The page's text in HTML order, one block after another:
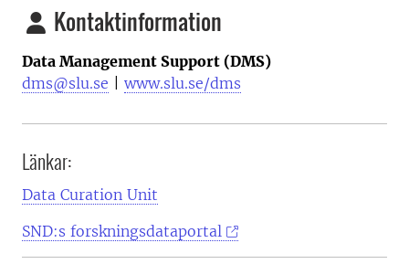
Kontaktinformation
Data Management Support (DMS)
dms@slu.se
www.slu.se/dms
Länkar:
Data Curation Unit
SND:s forskningsdataportal